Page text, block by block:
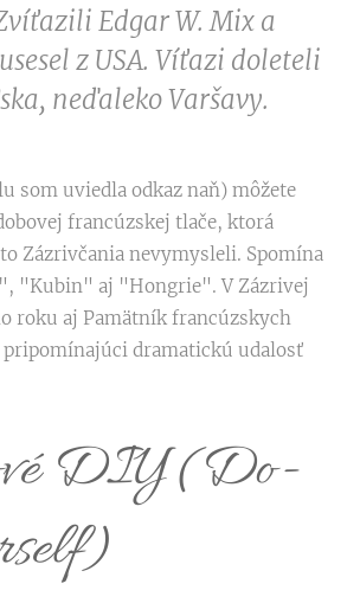
Edgar W. Mix a
z USA. Víťazi doleteli
neďaleko Varšavy.
som uviedla odkaz naň) môžete
francúzskej tlače, ktorá
Zázrivčania nevymysleli. Spomína
"Kubin" aj "Hongrie". V Zázrivej
roku aj Pamätník francúzskych
dramatickú udalosť
DIY (Do-